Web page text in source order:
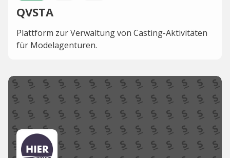
QVSTA
Plattform zur Verwaltung von Casting-Aktivitäten
für Modelagenturen.